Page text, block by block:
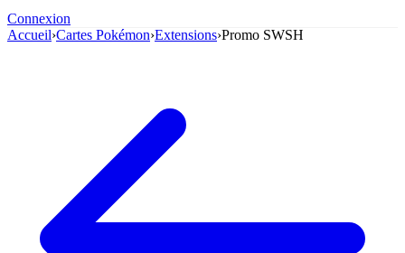
Connexion
Accueil›Cartes Pokémon›Extensions›Promo SWSH